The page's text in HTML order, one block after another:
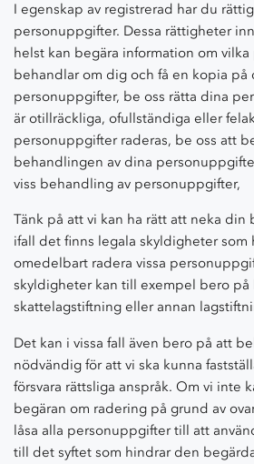
I egenskap av registrerad har du
personuppgifter. Dessa rättigheter
helst kan begära information om
behandlar om dig och få en kopia på
personuppgifter, be oss rätta dina
är otillräckliga, ofullständiga eller
personuppgifter raderas, be oss att
behandlingen av dina
viss behandling av personuppgifter,
Tänk på att vi kan ha rätt att neka din
ifall det finns legala skyldigheter som
omedelbart radera vissa
skyldigheter kan till exempel bero på
skattelagstiftning eller annan
Det kan i vissa fall även bero på att
nödvändig för att vi ska kunna
försvara rättsliga anspråk. Om vi inte
begäran om radering på grund av
låsa alla personuppgifter till att
till det syftet som hindrar den